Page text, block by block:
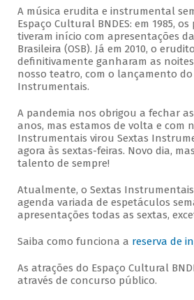
A música erudita e instrumental
Espaço Cultural BNDES: em 1985,
tiveram início com apresentações
Brasileira (OSB). Já em 2010, o
definitivamente ganharam as
nosso teatro, com o lançamento
Instrumentais.
A pandemia nos obrigou a fechar
anos, mas estamos de volta e com
Instrumentais virou Sextas
agora às sextas-feiras. Novo dia,
talento de sempre!
Atualmente, o Sextas
agenda variada de espetáculos
apresentações todas as sextas,
Saiba como funciona a reserva de
As atrações do Espaço Cultural
através de concurso público.